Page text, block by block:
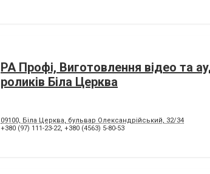
РА Профі, Виготовлення відео та
роликів Біла Церква
09100, Біла Церква, бульвар Олександрійський, 32/34
+380 (97) 111-23-22, +380 (4563) 5-80-53